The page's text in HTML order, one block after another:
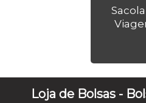
Loja de Bolsas -